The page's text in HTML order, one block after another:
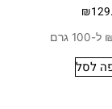
₪
לסל